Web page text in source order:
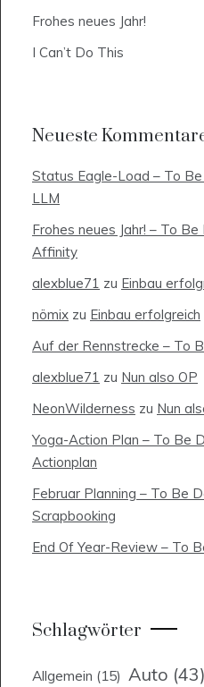
Frohes neues Jahr!
I Can’t Do This
Neueste
Status Eagle-Load – To
LLM
Frohes neues Jahr! – To Be
Affinity
alexblue71 zu Einbau
nömix zu Einbau erfolgreich
Auf der Rennstrecke – To
alexblue71 zu Nun also OP
NeonWilderness zu Nun
Yoga-Action Plan – To Be
Actionplan
Februar Planning – To Be
Scrapbooking
End Of Year-Review – To
Schlagwörter
Allgemein (15) Auto (43)